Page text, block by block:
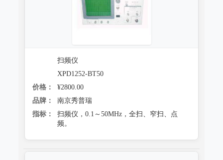
扫频仪
XPD1252-BT50
价格：
¥2800.00
品牌：
南京秀普瑞
指标：
扫频仪，0.1～50MHz，全扫、窄扫、点
频。